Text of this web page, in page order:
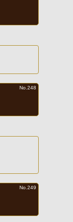
No.248
No.249